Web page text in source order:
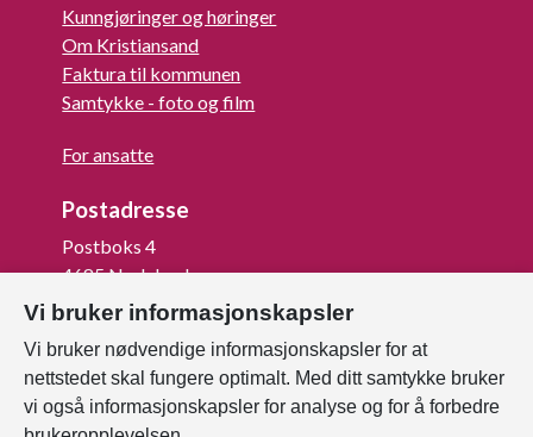
Kunngjøringer og høringer
Om Kristiansand
Faktura til kommunen
Samtykke - foto og film
For ansatte
Postadresse
Postboks 4
4685 Nodeland
Org.nr: 820 852 982
Last ned vår innbygger -app
Vi bruker informasjonskapsler
Vi bruker nødvendige informasjonskapsler for at
nettstedet skal fungere optimalt. Med ditt samtykke bruker
vi også informasjonskapsler for analyse og for å forbedre